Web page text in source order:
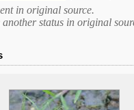
in original source.
another status in original